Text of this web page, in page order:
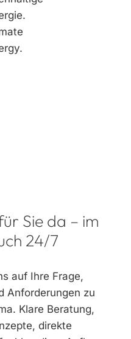
Sie da – im
24/7
auf Ihre Frage,
Anforderungen zu
Klare Beratung,
direkte